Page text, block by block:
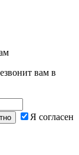
вам в
Я согласен